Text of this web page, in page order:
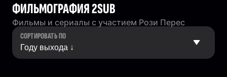
ФИЛЬМОГРАФИЯ 2SUB
Фильмы и сериалы с участием Рози Перес
СОРТИРОВАТЬ ПО